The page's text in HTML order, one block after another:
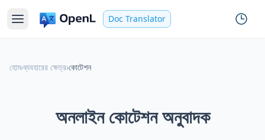
Doc Translator
হোম›ব্যবহারের ক্ষেত্র›কোটেশন
অনলাইন কোটেশন অনুবাদক